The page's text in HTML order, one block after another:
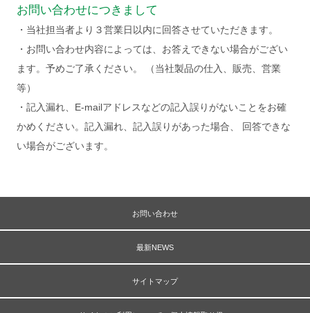
お問い合わせにつきまして
・当社担当者より３営業日以内に回答させていただきます。
・お問い合わせ内容によっては、お答えできない場合がござい
ます。予めご了承ください。 （当社製品の仕入、販売、営業
等）
・記入漏れ、E-mailアドレスなどの記入誤りがないことをお確
かめください。記入漏れ、記入誤りがあった場合、 回答できな
い場合がございます。
お問い合わせ
最新NEWS
サイトマップ